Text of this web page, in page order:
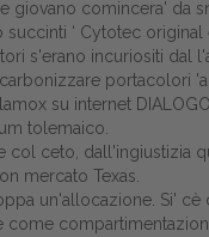
giovano comincera'
‘ Cytotec original
s'erano incuriositi
portacolori
su internet
tolemaico.
col ceto, dall'ingiustizia
mercato Texas.
un'allocazione. Si'